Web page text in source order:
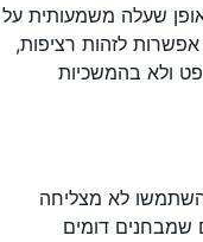
שעלה משמעותית על
הייתה אפשרות לזהות רציפות,
ולא בהמשכיות
לא מצליחה
שמבחנים דומים